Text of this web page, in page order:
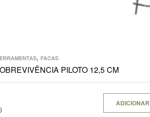
, FACAS
PILOTO 12,5 CM
ADICIONAR